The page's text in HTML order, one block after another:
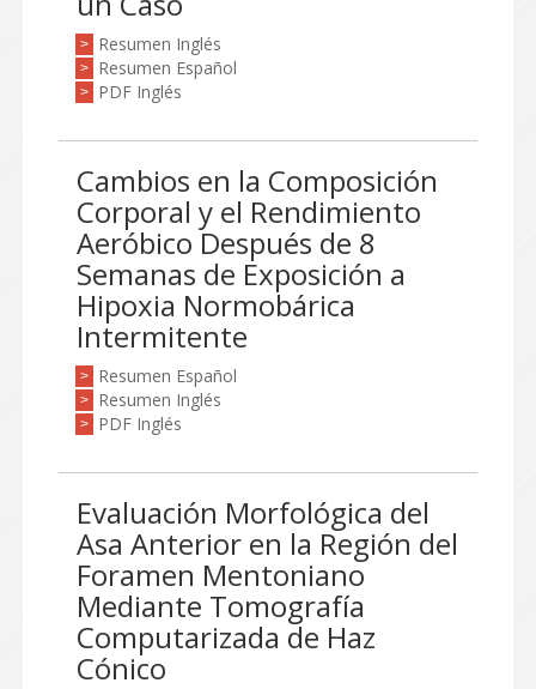
> Resumen Inglés
> Resumen Español
> PDF Inglés
Cambios en la Composición
Corporal y el Rendimiento
Aeróbico Después de 8
Semanas de Exposición a
Hipoxia Normobárica
Intermitente
> Resumen Español
> Resumen Inglés
> PDF Inglés
Evaluación Morfológica del
Asa Anterior en la Región del
Foramen Mentoniano
Mediante Tomografía
Computarizada de Haz
Cónico